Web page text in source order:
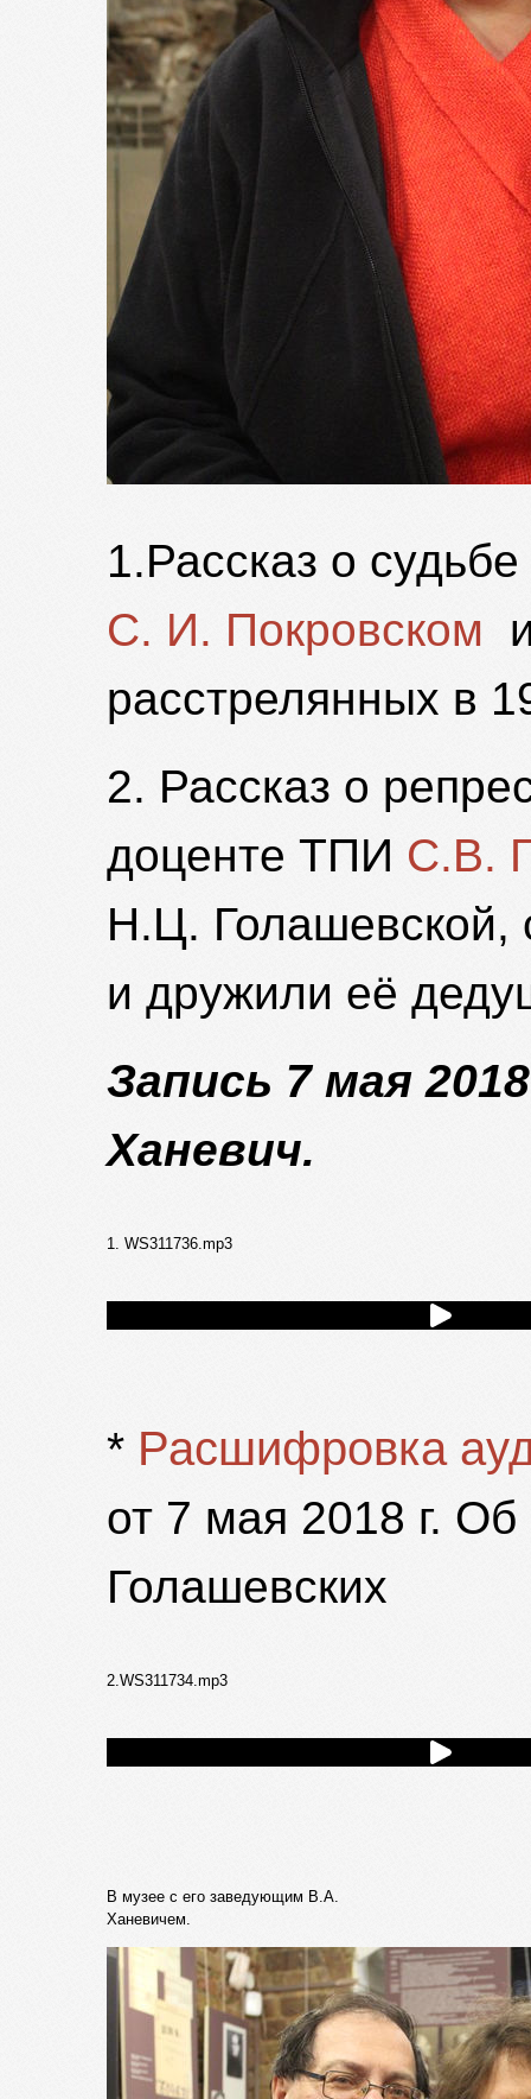
1.Рассказ о
С. И. Покровском
расстрелянных в
2. Рассказ о
доценте ТПИ С.В.
Н.Ц. Голашевской,
и дружили её
Запись 7 мая
Ханевич.
1. WS311736.mp3
* Расшифровка
от 7 мая 2018 г.
Голашевских
2.WS311734.mp3
В музее с его заведующим В.А.
Ханевичем.